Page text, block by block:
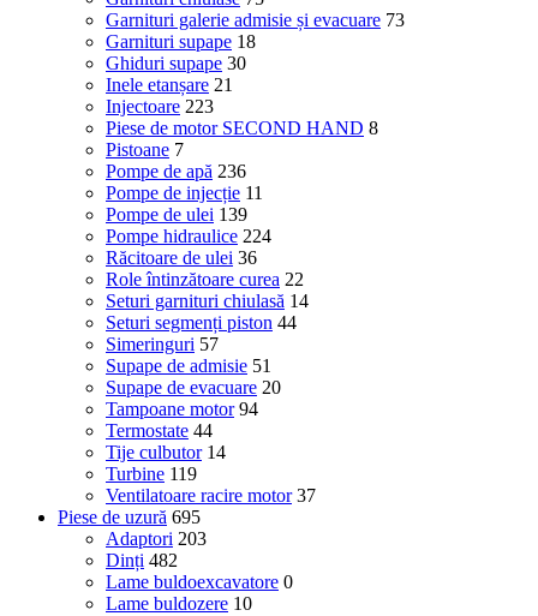
Garnituri galerie admisie și evacuare 73
Garnituri supape 18
Ghiduri supape 30
Inele etanșare 21
Injectoare 223
Piese de motor SECOND HAND 8
Pistoane 7
Pompe de apă 236
Pompe de injecție 11
Pompe de ulei 139
Pompe hidraulice 224
Răcitoare de ulei 36
Role întinzătoare curea 22
Seturi garnituri chiulasă 14
Seturi segmenți piston 44
Simeringuri 57
Supape de admisie 51
Supape de evacuare 20
Tampoane motor 94
Termostate 44
Tije culbutor 14
Turbine 119
Ventilatoare racire motor 37
Piese de uzură 695
Adaptori 203
Dinți 482
Lame buldoexcavatore 0
Lame buldozere 10